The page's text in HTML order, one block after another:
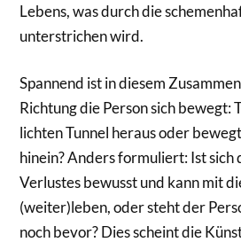
Lebens, was durch die
unterstrichen wird.
Spannend ist in diesem
Richtung die Person sich bewegt:
lichten Tunnel heraus oder
hinein? Anders formuliert: Ist sich
Verlustes bewusst und kann mit
(weiter)leben, oder steht der
noch bevor? Dies scheint die